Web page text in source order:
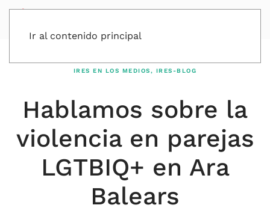
Ir al contenido principal
IRES EN LOS MEDIOS, IRES-BLOG
Hablamos sobre la
violencia en parejas
LGTBIQ+ en Ara
Balears